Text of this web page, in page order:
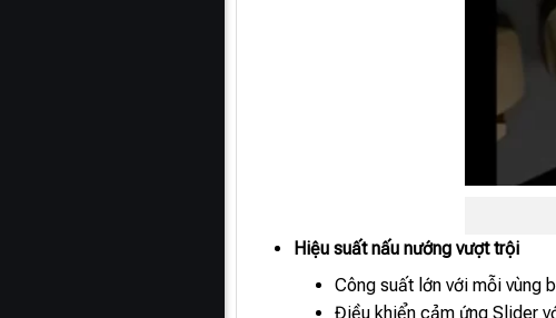
Hiệu suất nấu nướng vượt trội
Công suất lớn với mỗi vùng
Điều khiển cảm ứng Slider